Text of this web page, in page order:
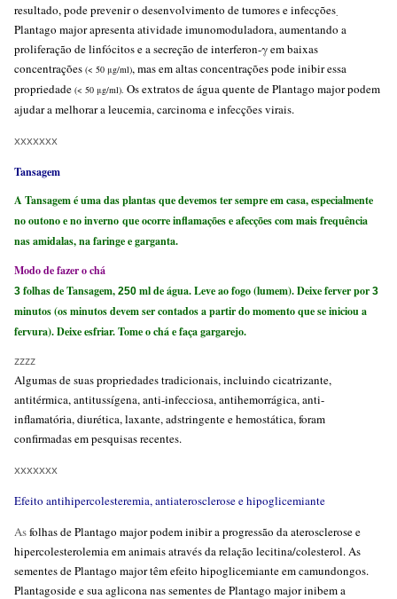
resultado, pode prevenir o desenvolvimento de tumores e infecções.
Plantago major apresenta atividade imunomoduladora, aumentando a
proliferação de linfócitos e a secreção de interferon-γ em baixas
concentrações (< 50 μg/ml), mas em altas concentrações pode inibir essa
propriedade(< 50 μg/ml). Os extratos de água quente de Plantago major podem
ajudar a melhorar a leucemia, carcinoma e infecções virais.
xxxxxxx
Tansagem
A Tansagem é uma das plantas que devemos ter sempre em casa, especialmente
no outono e no inverno que ocorre inflamações e afecções com mais frequência
nas amidalas, na faringe e garganta.
Modo de fazer o chá
3folhas de Tansagem, 250 ml de água. Leve ao fogo (lumem). Deixe ferver por3
minutos (os minutos devem ser contados a partir do momento que se iniciou a
fervura). Deixe esfriar. Tome o chá e faça gargarejo.
zzzz
Algumas de suas propriedades tradicionais, incluindo cicatrizante,
antitérmica, antitussígena, anti-infecciosa, antihemorrágica, anti-
inflamatória, diurética, laxante, adstringente e hemostática, foram
confirmadas em pesquisas recentes.
xxxxxxx
Efeito antihipercolesteremia, antiaterosclerose e hipoglicemiante
Asfolhas de Plantago major podem inibir a progressão da aterosclerose e
hipercolesterolemia em animais através da relação lecitina/colesterol. As
sementes de Plantago major têm efeito hipoglicemiante em camundongos.
Plantagoside e sua aglicona nas sementes de Plantago major inibem a